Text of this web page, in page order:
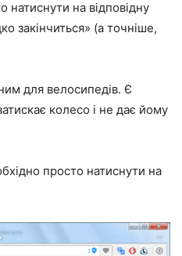
натиснути на відповідну
закінчиться» (а точніше,
для велосипедів. Є
колесо і не дає йому
просто натиснути на